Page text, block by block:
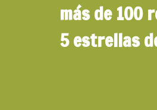
más de 100
5 estrellas